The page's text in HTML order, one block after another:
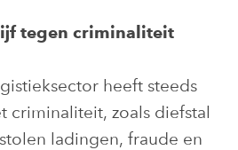
tegen criminaliteit
heeft steeds
criminaliteit, zoals diefstal
ladingen, fraude en